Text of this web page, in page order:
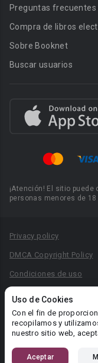
Uso de Cookies
Con el fin de
recopilamos y
nuestro sitio web,
Aceptar
Preguntas frecuentes
Compra de libros
Sobre Booknet
Buscar usuarios
¡Atención! El sitio
personas menores de 18
Privacy policy
DMCA Copyright Policy
Condiciones de uso
Reglas para la
Área RR.PP.:
© 2026 Booknet.